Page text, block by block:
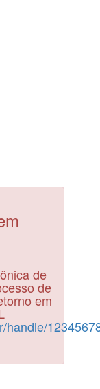
de
de
em
handle/